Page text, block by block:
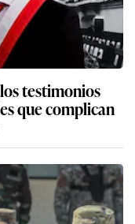
testimonios
que complican